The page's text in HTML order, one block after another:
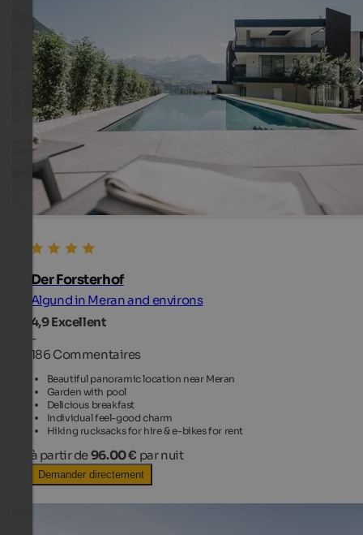
Der Forsterhof
Algund in Meran and environs
4,9Excellent
-
186 Commentaires
Beautiful panoramic location near Meran
Garden with pool
Delicious breakfast
Individual feel-good charm
Hiking rucksacks for hire & e-bikes for rent
à partir de96.00 € par nuit
Demander directement